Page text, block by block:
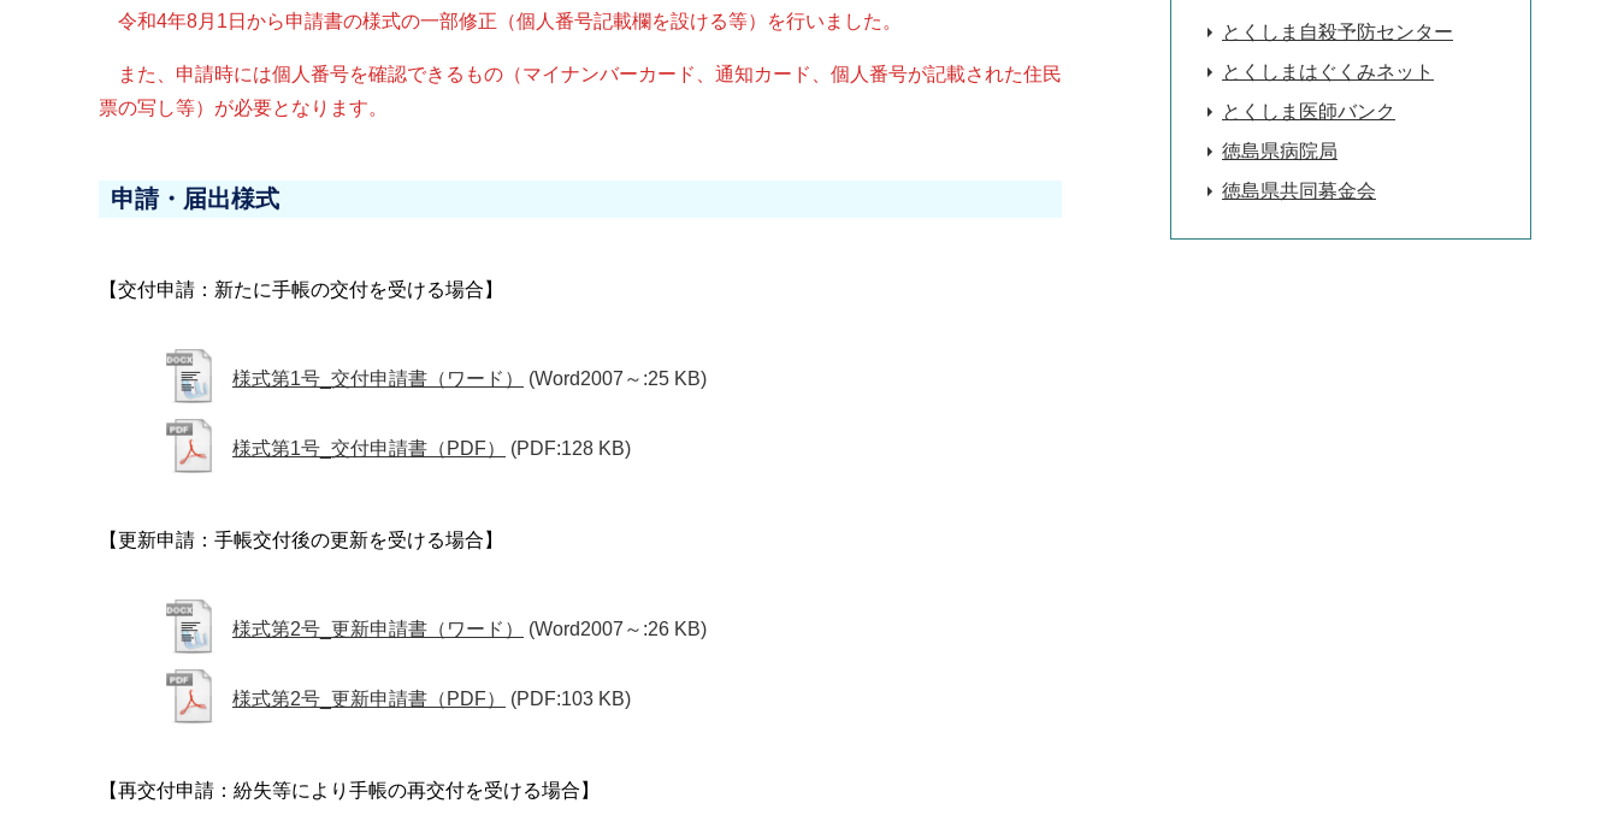
令和4年8月1日から申請書の様式の一部修正（個人番号記載欄を設ける等）を行いました。
また、申請時には個人番号を確認できるもの（マイナンバーカード、通知カード、個人番号が記載された住民
票の写し等）が必要となります。
申請・届出様式
【交付申請：新たに手帳の交付を受ける場合】
様式第1号_交付申請書（ワード） (Word2007～:25 KB)
様式第1号_交付申請書（PDF） (PDF:128 KB)
【更新申請：手帳交付後の更新を受ける場合】
様式第2号_更新申請書（ワード） (Word2007～:26 KB)
様式第2号_更新申請書（PDF） (PDF:103 KB)
【再交付申請：紛失等により手帳の再交付を受ける場合】
とくしま自殺予防センター
とくしまはぐくみネット
とくしま医師バンク
徳島県病院局
徳島県共同募金会